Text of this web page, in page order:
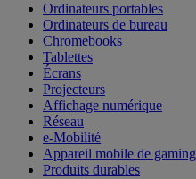
Ordinateurs portables
Ordinateurs de bureau
Chromebooks
Tablettes
Écrans
Projecteurs
Affichage numérique
Réseau
e-Mobilité
Appareil mobile de gaming
Produits durables